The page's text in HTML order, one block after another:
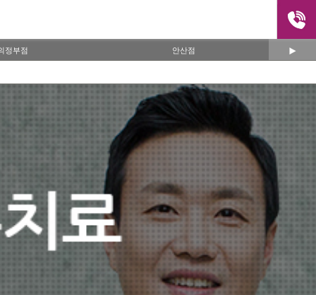
정부점 안산점